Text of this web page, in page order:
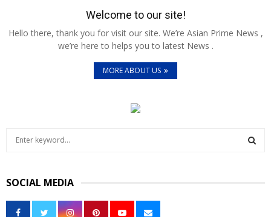
Welcome to our site!
Hello there, thank you for visit our site. We’re Asian Prime News ,
we’re here to helps you to latest News .
MORE ABOUT US
c
h
SOCIAL MEDIA